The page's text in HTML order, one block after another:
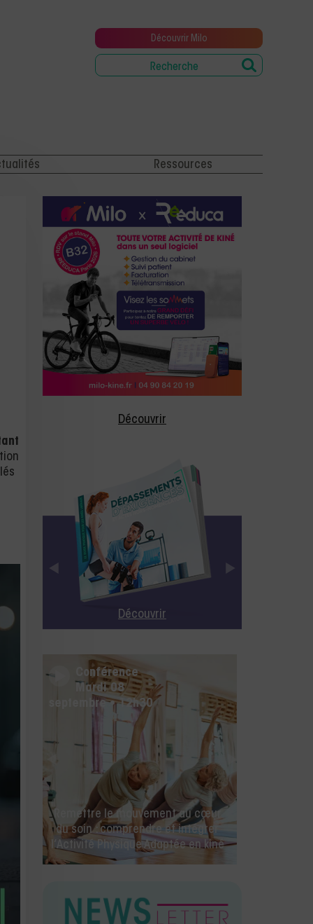
Découvrir Milo
Ressources
Découvrir
Découvrir
Conférence
Mercredi 26 août • 14h00
🚀 La rentrée des kinés commence
ici ! IA, facturation électronique et
toutes les nouveautés Milo.